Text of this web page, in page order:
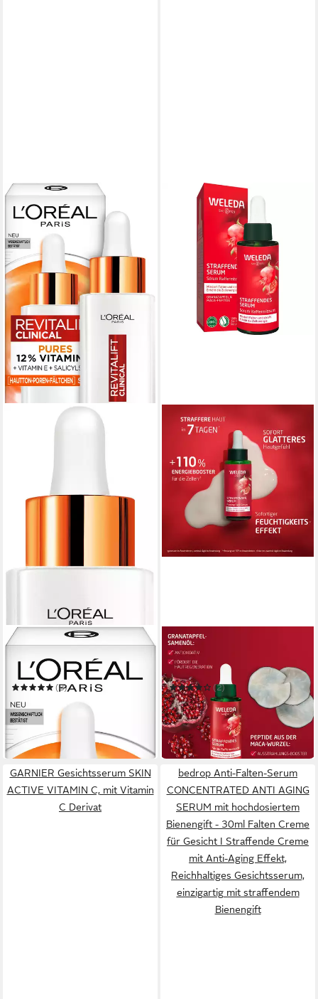
L'ORÉAL PARIS
CLINICAL VITAMIN C
(8)
19,99 €
(666,33 €/ 1 l)
in 1-2 Werktagen bei dir
WELEDA
Gesichtsserum
STRAFFENDES SERUM
GRANATAPFEL & MACA-
PEPTIDE
(2)
ab 17,99 € UVP21,65 €
(599,67 €/ 1 l)
-17%
in 1-2 Werktagen bei dir
GARNIER Gesichtsserum SKIN
ACTIVE VITAMIN C, mit Vitamin
C Derivat
bedrop Anti-Falten-Serum
CONCENTRATED ANTI AGING
SERUM mit hochdosiertem
Bienengift - 30ml Falten Creme
für Gesicht I Straffende Creme
mit Anti-Aging Effekt,
Reichhaltiges Gesichtsserum,
einzigartig mit straffendem
Bienengift